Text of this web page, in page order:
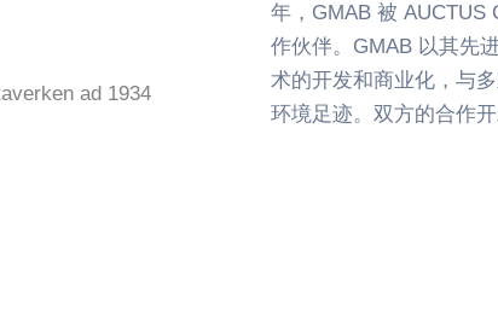
ad 1934
年，GMAB 被 AUCTUS
作伙伴。GMAB 以其先
术的开发和商业化，与
环境足迹。双方的合作